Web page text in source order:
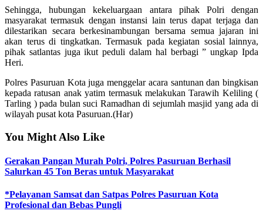
Sehingga, hubungan kekeluargaan antara pihak Polri dengan
masyarakat termasuk dengan instansi lain terus dapat terjaga dan
dilestarikan secara berkesinambungan bersama semua jajaran ini
akan terus di tingkatkan. Termasuk pada kegiatan sosial lainnya,
pihak satlantas juga ikut peduli dalam hal berbagi ” ungkap Ipda
Heri.
Polres Pasuruan Kota juga menggelar acara santunan dan bingkisan
kepada ratusan anak yatim termasuk melakukan Tarawih Keliling (
Tarling ) pada bulan suci Ramadhan di sejumlah masjid yang ada di
wilayah pusat kota Pasuruan.(Har)
You Might Also Like
Gerakan Pangan Murah Polri, Polres Pasuruan Berhasil
Salurkan 45 Ton Beras untuk Masyarakat
*Pelayanan Samsat dan Satpas Polres Pasuruan Kota
Profesional dan Bebas Pungli